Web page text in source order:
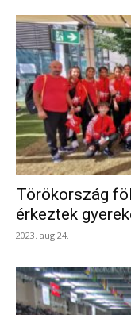
Törökország
érkeztek
2023. aug 24.